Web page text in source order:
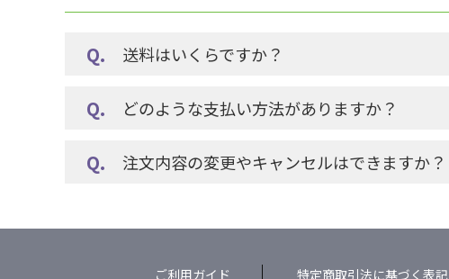
送料はいくらですか？
どのような支払い方法がありますか？
注文内容の変更やキャンセルはできますか？
ご利用ガイド 特定商取引法に基づく表記